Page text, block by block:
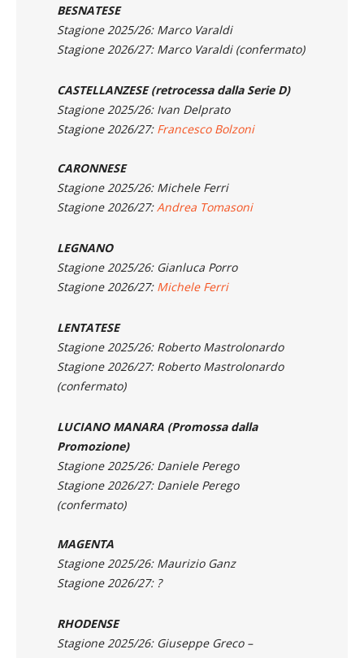
Stagione 2026/27: Marco Varaldi (confermato)
CASTELLANZESE (retrocessa dalla Serie D)
Stagione 2026/27:Francesco Bolzoni
CARONNESE
Stagione 2026/27:
LEGNANO
Stagione 2026/27:
LENTATESE
Stagione 2026/27: Roberto Mastrolonardo
(confermato)
LUCIANO MANARA (Promossa dalla
Stagione 2025/26: Daniele Perego
Stagione 2026/27: Daniele Perego
(confermato)
MAGENTA
Stagione 2026/27: ?
RHODENSE
Alessandro Marzio
Stagione 2026/27: Alessandro Marzio